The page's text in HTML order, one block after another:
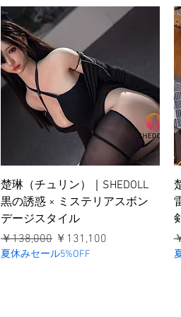
クイックビュー
楚琳（チュリン）｜SHEDOLL
黒の誘惑 × ミステリアスボン
デージスタイル
通常価格
￥138,000 セール価格
￥131,100
夏休みセール5%OFF